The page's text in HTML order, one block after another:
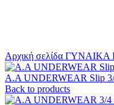
Αρχική σελίδα ΓΥΝΑΙΚΑ
A.A UNDERWEAR Slip 3/
Back to products